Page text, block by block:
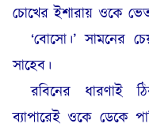
চোখের ইশারায় ওকে
‘বোসো।’ সামনের
সাহেব।
রবিনের ধারণাই
ব্যাপারেই ওকে ডেকে